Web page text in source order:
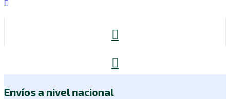
Envíos a nivel nacional